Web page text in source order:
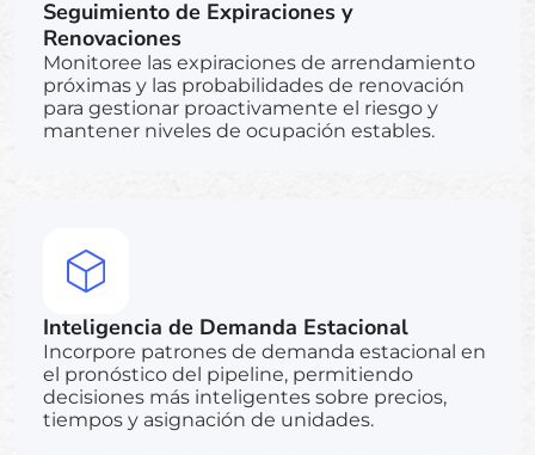
Seguimiento de Expiraciones y
Renovaciones
Monitoree las expiraciones de arrendamiento
próximas y las probabilidades de renovación
para gestionar proactivamente el riesgo y
mantener niveles de ocupación estables.
Inteligencia de Demanda Estacional
Incorpore patrones de demanda estacional en
el pronóstico del pipeline, permitiendo
decisiones más inteligentes sobre precios,
tiempos y asignación de unidades.